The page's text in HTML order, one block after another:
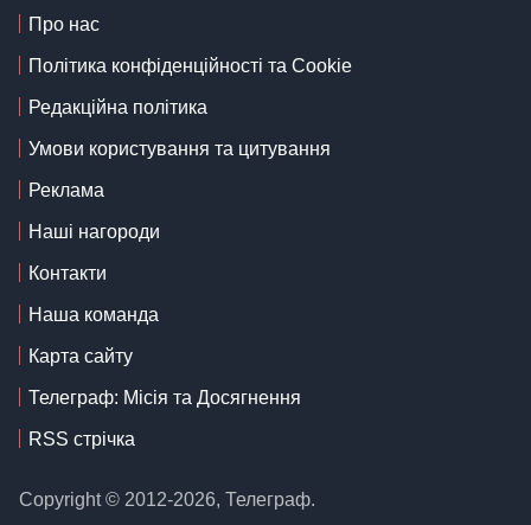
Про нас
Політика конфіденційності та Cookie
Редакційна політика
Умови користування та цитування
Реклама
Наші нагороди
Контакти
Наша команда
Карта сайту
Телеграф: Місія та Досягнення
RSS стрічка
Copyright © 2012-2026, Телеграф.